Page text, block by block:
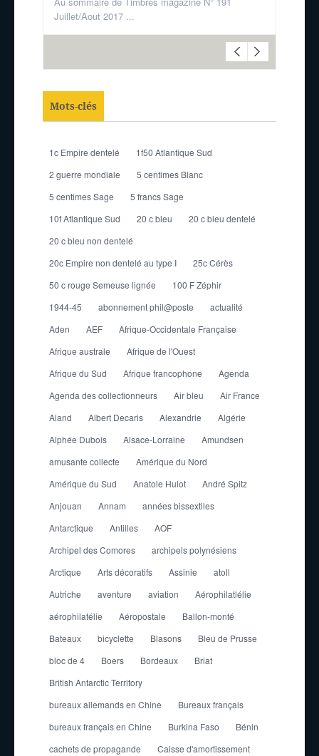
Juillet/Aout 2017 ...
Mots-clés
1c Empire dentelé
1f50 Atlantique Sud
2 guerre mondiale
5 centimes Blanc
5 centimes Sage
5 francs Sage
10f Atlantique Sud
20 c bleu
20 c bleu dentelé
20 c bleu non dentelé
20c Empire non dentelé au type I
25c Cérès
50 c rouge Semeuse lignée
100 F Zéphir
1944-45
abonnement phil@poste
actualité
Aden
AEF
Afrique-Occidentale Française
Afrique australe
Afrique de l'Ouest
Afrique du Sud
Afrique francophone
Agenda
Agenda des collectionneurs
Air bleu
Air France
Aland
Albert Decaris Alexandrie
Algérie
Alphée Dubois
Alsace-Lorraine
Amundsen
amusante collecte
Amérique du Nord
Amérique du Sud
Anatole Hulot
André Spitz
Anjouan
Annam
années bissextiles
Antarctique
Antilles
AOF
Archipel des Comores
archipels polynésiens
Arctique
Arts décoratifs Assinie
atoll
Autriche
aventure aviation
Aérophilatlélie
aérophilatélie
Aéropostale
Ballon-monté
Bateaux
bicyclette Blasons
Bleu de Prusse
bloc de 4
Boers Bordeaux
Briat
British Antarctic Territory
bureaux allemands en Chine
Bureaux français
bureaux français en Chine
Burkina Faso
Bénin
cachets de propagande
Caisse d'amortissement